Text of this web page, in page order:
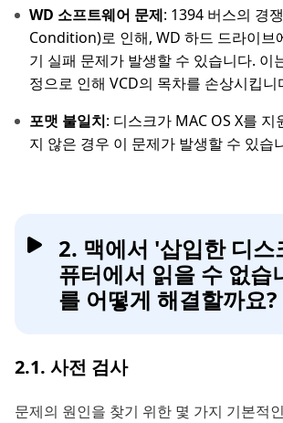
WD 소프트웨어 문제: 1394 버스의 경
Condition)로 인해, WD 하드 드라이브
기 실패 문제가 발생할 수 있습니다. 이
정으로 인해 VCD의 목차를 손상시킵니
포맷 불일치: 디스크가 MAC OS X를 지
지 않은 경우 이 문제가 발생할 수 있습
2. 맥에서 '삽입한 디스
퓨터에서 읽을 수 없습
를 어떻게 해결할까요?
2.1. 사전 검사
문제의 원인을 찾기 위한 몇 가지 기본적